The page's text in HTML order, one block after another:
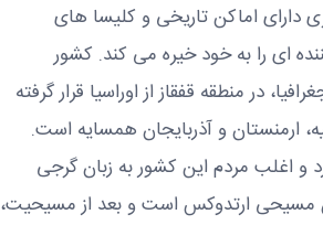
دارای اماکن تاریخی و کلیسا های
ای را به خود خیره می کند. کشور
در منطقه قفقاز از اوراسیا قرار گرفته
ارمنستان و آذربایجان همسایه است.
۴ میلیون نفر دارد و اغلب مردم این کشور به زبان گرجی
مسیحی ارتدوکس است و بعد از مسیحیت،